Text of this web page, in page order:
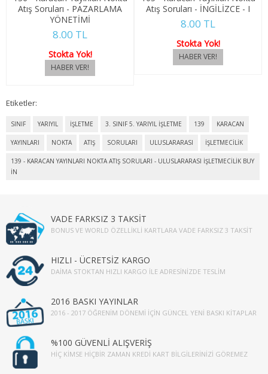
SOSYOLOJİ
1. SINIF 1. YARIYIL SOSYOLOJİ
1. SINIF 2. YARIYIL SOSYOLOJİ
2. SINIF 4. YARIYIL SOSYOLOJİ
3. SINIF 5. YARIYIL SOSYOLOJİ
4. SINIF 8. YARIYIL SOSYOLOJİ
TARİH
1. SINIF 1. YARIYIL TARİH
1. SINIF 2. YARIYIL TARİH
2. SINIF 3. YARIYIL TARİH
2. SINIF 4. YARIYIL TARİH
Atış Soruları - PAZARLAMA
YÖNETİMİ
8.00 TL
Stokta Yok!
Atış Soruları - İNGİLİZCE - I
8.00 TL
Stokta Yok!
Etiketler:
SINIF YARIYIL İŞLETME 3. SINIF 5. YARIYIL İŞLETME 139 KARACAN
YAYINLARI NOKTA ATIŞ SORULARI ULUSLARARASI İŞLETMECİLİK
139 - KARACAN YAYINLARI NOKTA ATIŞ SORULARI - ULUSLARARASI İŞLETMECİLİK BUY
IN
VADE FARKSIZ 3 TAKSİT
BONUS VE WORLD ÖZELLIKLI KARTLARA VADE FARKSIZ 3 TAKSIT
HIZLI - ÜCRETSİZ KARGO
DAIMA STOKTAN HIZLI KARGO İLE ADRESINIZDE TESLIM
2016 BASKI YAYINLAR
2016 - 2017 ÖĞRENIM DÖNEMI İÇIN GÜNCEL YENI BASKI KITAPLAR
%100 GÜVENLİ ALIŞVERİŞ
HIÇ KIMSE HIÇBIR ZAMAN KREDI KART BILGILERINIZI GÖREMEZ